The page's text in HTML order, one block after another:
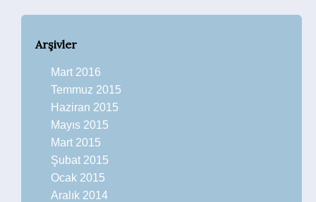
Arşivler
Mart 2016
Temmuz 2015
Haziran 2015
Mayıs 2015
Mart 2015
Şubat 2015
Ocak 2015
Aralık 2014